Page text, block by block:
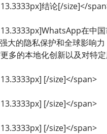
结论[/size]</
在中
大的隐私保护和全球影响
多的本地化创新以及对特
[/size]</span>
[/size]</span>
[/size]</span>